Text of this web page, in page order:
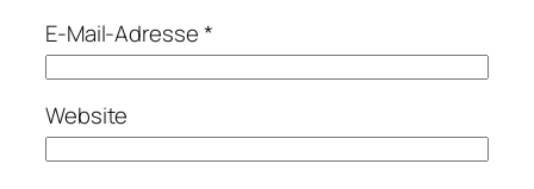
E-Mail-Adresse*
Website